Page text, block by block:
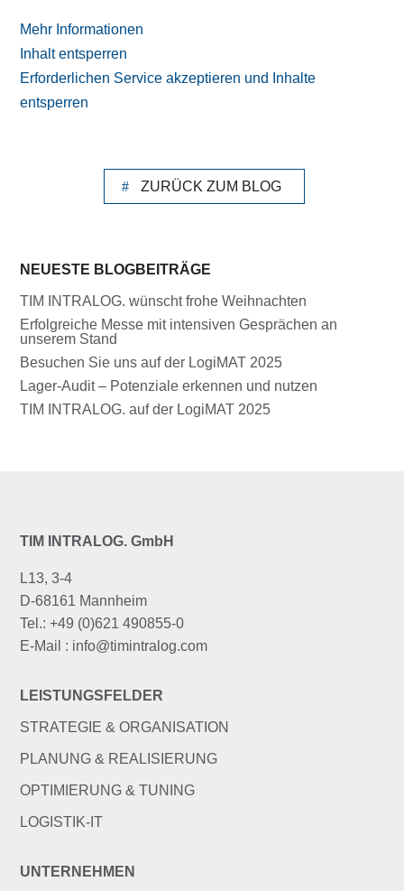
Mehr Informationen
Inhalt entsperren
Erforderlichen Service akzeptieren und Inhalte
entsperren
ZURÜCK ZUM BLOG
NEUESTE BLOGBEITRÄGE
TIM INTRALOG. wünscht frohe Weihnachten
Erfolgreiche Messe mit intensiven Gesprächen an
unserem Stand
Besuchen Sie uns auf der LogiMAT 2025
Lager-Audit – Potenziale erkennen und nutzen
TIM INTRALOG. auf der LogiMAT 2025
TIM INTRALOG. GmbH
L13, 3-4
D-68161 Mannheim
Tel.: +49 (0)621 490855-0
E-Mail : info@timintralog.com
LEISTUNGSFELDER
STRATEGIE & ORGANISATION
PLANUNG & REALISIERUNG
OPTIMIERUNG & TUNING
LOGISTIK-IT
UNTERNEHMEN